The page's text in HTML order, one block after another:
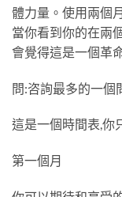
體力量。使用兩個
當你看到你的在兩
會覺得這是一個革
問:咨詢最多的一個
這是一個時間表,你
第一個月